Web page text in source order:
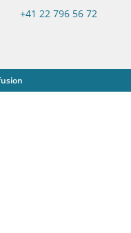
+41 22 796 56 72